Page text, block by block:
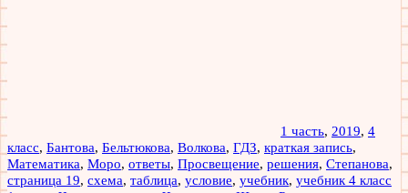
1 часть, 2019, 4
класс, Бантова, Бельтюкова, Волкова, ГДЗ, краткая запись,
Математика, Моро, ответы, Просвещение, решения, Степанова,
страница 19, схема, таблица, условие, учебник, учебник 4 класс